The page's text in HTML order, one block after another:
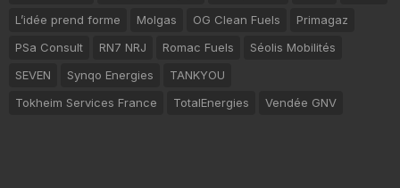
L’idée prend forme
Molgas OG Clean Fuels
Primagaz
PSa Consult
RN7 NRJ Romac Fuels
Séolis Mobilités
SEVEN
Synqo Energies
TANKYOU
Tokheim Services France
TotalEnergies Vendée GNV